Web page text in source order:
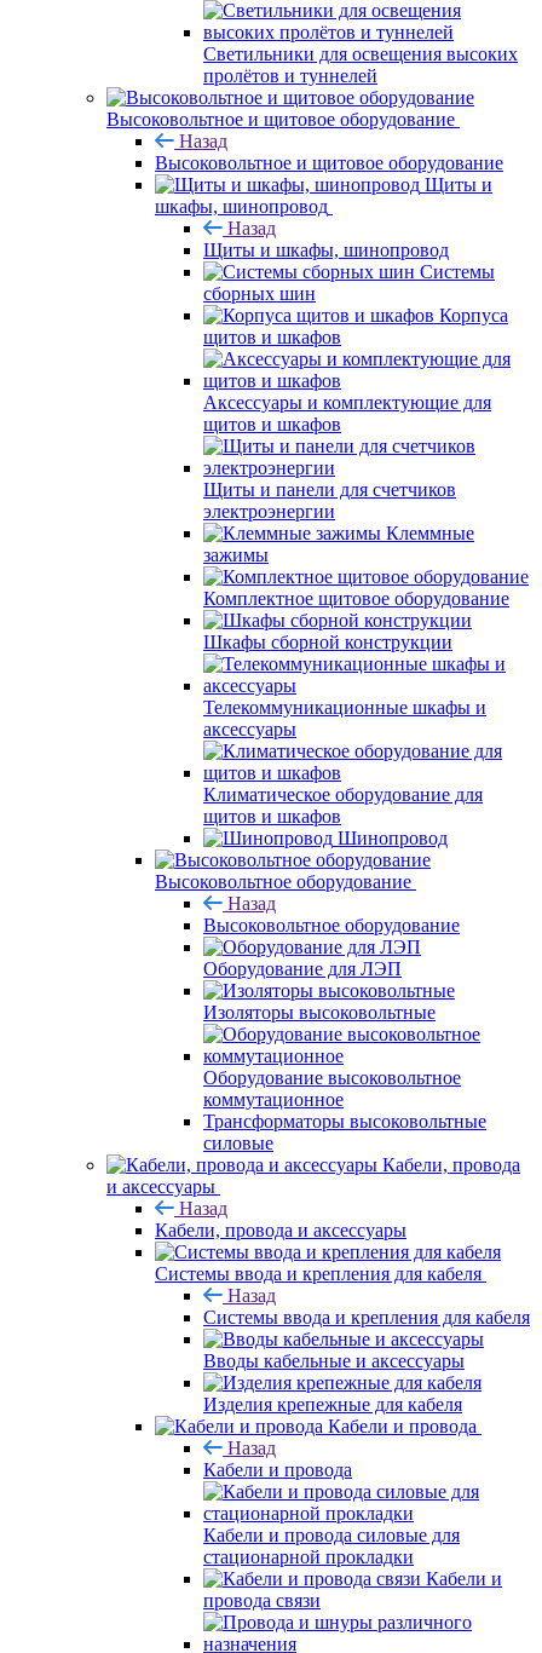
Светильники для освещения высоких
пролётов и туннелей
Высоковольтное и щитовое оборудование
Назад
Высоковольтное и щитовое оборудование
Щиты и
шкафы, шинопровод
Назад
Щиты и шкафы, шинопровод
Системы
сборных шин
Корпуса
щитов и шкафов
Аксессуары и комплектующие для
щитов и шкафов
Щиты и панели для счетчиков
электроэнергии
Клеммные
зажимы
Комплектное щитовое оборудование
Шкафы сборной конструкции
Телекоммуникационные шкафы и
аксессуары
Климатическое оборудование для
щитов и шкафов
Шинопровод
Высоковольтное оборудование
Назад
Высоковольтное оборудование
Оборудование для ЛЭП
Изоляторы высоковольтные
Оборудование высоковольтное
коммутационное
Трансформаторы высоковольтные
силовые
Кабели, провода
и аксессуары
Назад
Кабели, провода и аксессуары
Системы ввода и крепления для кабеля
Назад
Системы ввода и крепления для кабеля
Вводы кабельные и аксессуары
Изделия крепежные для кабеля
Кабели и провода
Назад
Кабели и провода
Кабели и провода силовые для
стационарной прокладки
Кабели и
провода связи